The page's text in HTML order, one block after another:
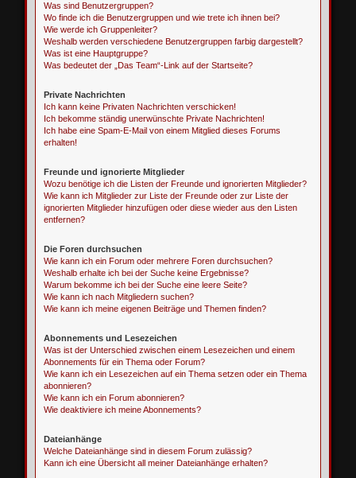
Was sind Benutzergruppen?
Wo finde ich die Benutzergruppen und wie trete ich ihnen bei?
Wie werde ich Gruppenleiter?
Weshalb werden verschiedene Benutzergruppen farbig dargestellt?
Was ist eine Hauptgruppe?
Was bedeutet der „Das Team“-Link auf der Startseite?
Private Nachrichten
Ich kann keine Privaten Nachrichten verschicken!
Ich bekomme ständig unerwünschte Private Nachrichten!
Ich habe eine Spam-E-Mail von einem Mitglied dieses Forums
erhalten!
Freunde und ignorierte Mitglieder
Wozu benötige ich die Listen der Freunde und ignorierten Mitglieder?
Wie kann ich Mitglieder zur Liste der Freunde oder zur Liste der
ignorierten Mitglieder hinzufügen oder diese wieder aus den Listen
entfernen?
Die Foren durchsuchen
Wie kann ich ein Forum oder mehrere Foren durchsuchen?
Weshalb erhalte ich bei der Suche keine Ergebnisse?
Warum bekomme ich bei der Suche eine leere Seite?
Wie kann ich nach Mitgliedern suchen?
Wie kann ich meine eigenen Beiträge und Themen finden?
Abonnements und Lesezeichen
Was ist der Unterschied zwischen einem Lesezeichen und einem
Abonnements für ein Thema oder Forum?
Wie kann ich ein Lesezeichen auf ein Thema setzen oder ein Thema
abonnieren?
Wie kann ich ein Forum abonnieren?
Wie deaktiviere ich meine Abonnements?
Dateianhänge
Welche Dateianhänge sind in diesem Forum zulässig?
Kann ich eine Übersicht all meiner Dateianhänge erhalten?